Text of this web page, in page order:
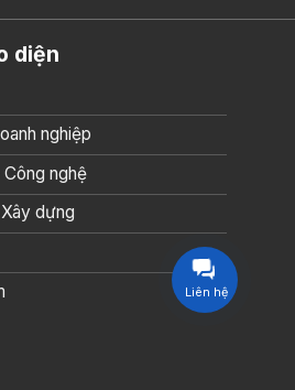
diện
nghiệp
nghệ
dựng
Liên hệ